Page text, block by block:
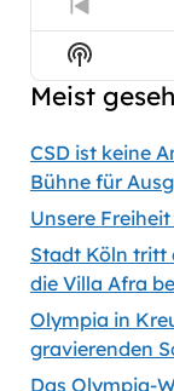
Previous
Episode
Show
Podcast
Meist
CSD ist keine
Bühne für
Unsere
Stadt Köln tritt
die Villa Afra
Olympia in
gravierenden
Das Olympia-